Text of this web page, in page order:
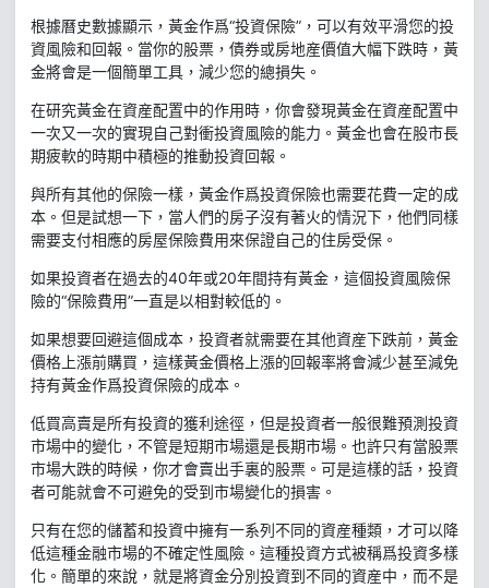
根據曆史數據顯示，黃金作爲“投資保險”，可以有效平滑您的投
資風險和回報。當你的股票，債券或房地産價值大幅下跌時，黃
金將會是一個簡單工具，減少您的總損失。
在研究黃金在資産配置中的作用時，你會發現黃金在資産配置中
一次又一次的實現自己對衝投資風險的能力。黃金也會在股市長
期疲軟的時期中積極的推動投資回報。
與所有其他的保險一樣，黃金作爲投資保險也需要花費一定的成
本。但是試想一下，當人們的房子沒有著火的情況下，他們同樣
需要支付相應的房屋保險費用來保證自己的住房受保。
如果投資者在過去的40年或20年間持有黃金，這個投資風險保
險的“保險費用”一直是以相對較低的。
如果想要回避這個成本，投資者就需要在其他資産下跌前，黃金
價格上漲前購買，這樣黃金價格上漲的回報率將會減少甚至減免
持有黃金作爲投資保險的成本。
低買高賣是所有投資的獲利途徑，但是投資者一般很難預測投資
市場中的變化，不管是短期市場還是長期市場。也許只有當股票
市場大跌的時候，你才會賣出手裏的股票。可是這樣的話，投資
者可能就會不可避免的受到市場變化的損害。
只有在您的儲蓄和投資中擁有一系列不同的資産種類，才可以降
低這種金融市場的不確定性風險。這種投資方式被稱爲投資多樣
化。簡單的來說，就是將資金分別投資到不同的資産中，而不是